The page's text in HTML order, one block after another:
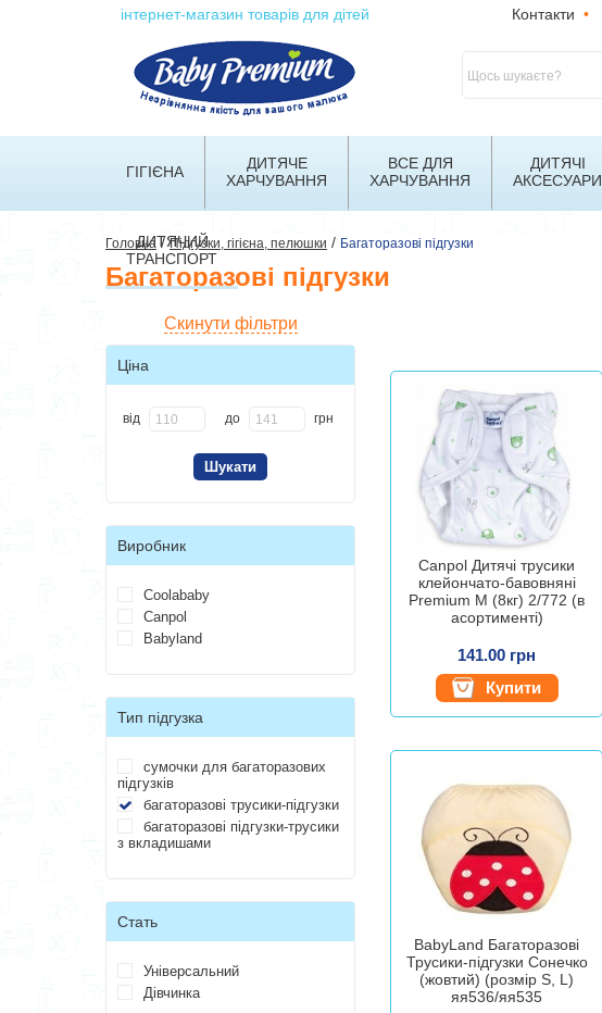
інтернет-магазин товарів для дітей Контакти •
ГІГІЄНА
ДИТЯЧЕ
ХАРЧУВАННЯ
ВСЕ ДЛЯ
ХАРЧУВАННЯ
ДИТЯЧІ
АКСЕСУАРИ
ДИТЯЧИЙ
ТРАНСПОРТ
Головна/Підгузки, гігієна, пелюшки / Багаторазові підгузки
Багаторазові підгузки
Скинути фільтри
Ціна
від до грн
Виробник
Coolababy
Canpol
Babyland
Тип підгузка
сумочки для багаторазових
підгузків
багаторазові трусики-підгузки
багаторазові підгузки-трусики
з вкладишами
Стать
Універсальний
Дівчинка
Canpol Дитячі трусики
клейончато-бавовняні
Premium M (8кг) 2/772 (в
асортименті)
141.00 грн
Купити
BabyLand Багаторазові
Трусики-підгузки Сонечко
(жовтий) (розмір S, L)
яя536/яя535